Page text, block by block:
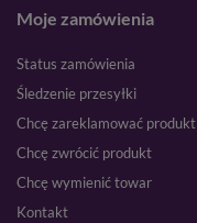
Moje zamówienia
Status zamówienia
Śledzenie przesyłki
Chcę zareklamować produkt
Chcę zwrócić produkt
Chcę wymienić towar
Kontakt